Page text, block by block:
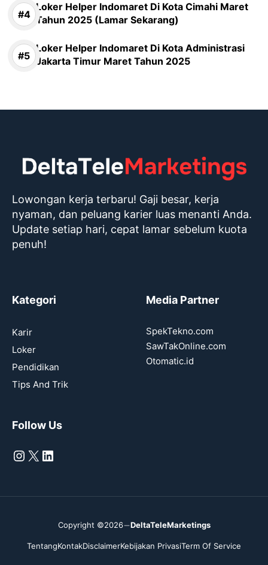
Loker Helper Indomaret Di Kota Cimahi Maret
Tahun 2025 (Lamar Sekarang)
Loker Helper Indomaret Di Kota Administrasi
Jakarta Timur Maret Tahun 2025
Lowongan kerja terbaru! Gaji besar, kerja
nyaman, dan peluang karier luas menanti Anda.
Update setiap hari, cepat lamar sebelum kuota
penuh!
Kategori
Karir
Loker
Pendidikan
Tips And Trik
Media Partner
SpekTekno.com
SawTakOnline.com
Otomatic.id
Follow Us
Instagram
X LinkedIn
Copyright ©2026 DeltaTeleMarketings
TentangKontakDisclaimerKebijakan PrivasiTerm Of Service